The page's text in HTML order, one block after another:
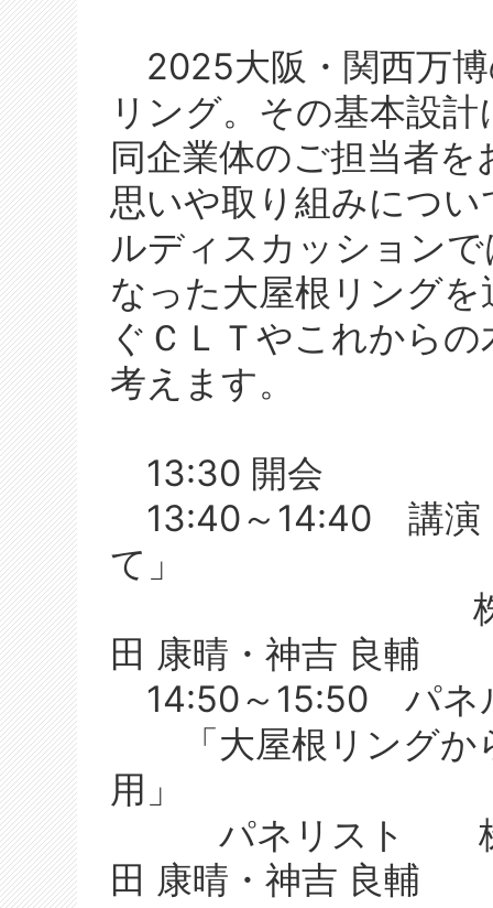
2025大阪・関西万
リング。その基本設
同企業体のご担当者
思いや取り組みにつ
ルディスカッション
なった大屋根リング
ぐＣＬＴやこれから
考えます。
13:30 開会
13:40～14:40 講演
て」
株式会社東
田 康晴・神吉 良輔
14:50～15:50 パネ
「大屋根リングか
用」
パネリスト 株式
田 康晴・神吉 良輔